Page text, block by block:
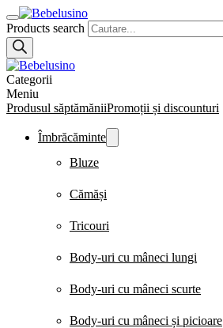
Products search
Categorii
Meniu
Produsul săptămăniiPromoții și discounturi
Îmbrăcăminte
Bluze
Cămăși
Tricouri
Body-uri cu mâneci lungi
Body-uri cu mâneci scurte
Body-uri cu mâneci și picioare